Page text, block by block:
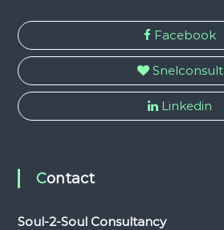
Facebook
Snelconsult
Linkedin
Contact
Soul-2-Soul Consultancy